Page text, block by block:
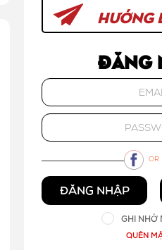
HƯỚNG
Đăng
OR
ĐĂNG NHẬP
GHI NHỚ
QUÊN